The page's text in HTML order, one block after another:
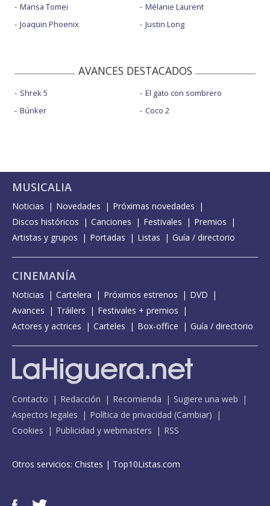
Marisa Tomei
Joaquin Phoenix
Mélanie Laurent
Justin Long
AVANCES DESTACADOS
Shrek 5
Búnker
El gato con sombrero
Coco 2
MUSICALIA
Noticias Novedades
Próximas novedades
Discos históricos
Canciones Festivales
Premios
Artistas y grupos
Portadas Listas Guía / directorio
CINEMANÍA
Noticias Cartelera Próximos estrenos
DVD
Avances
Tráilers
Festivales + premios
Actores y actrices
Carteles Box-office Guía / directorio
Contacto Redacción Recomienda
Sugiere una web
Aspectos legales
Política de privacidad (Cambiar)
Cookies
Publicidad y webmasters RSS
Otros servicios: Chistes | Top10Listas.com